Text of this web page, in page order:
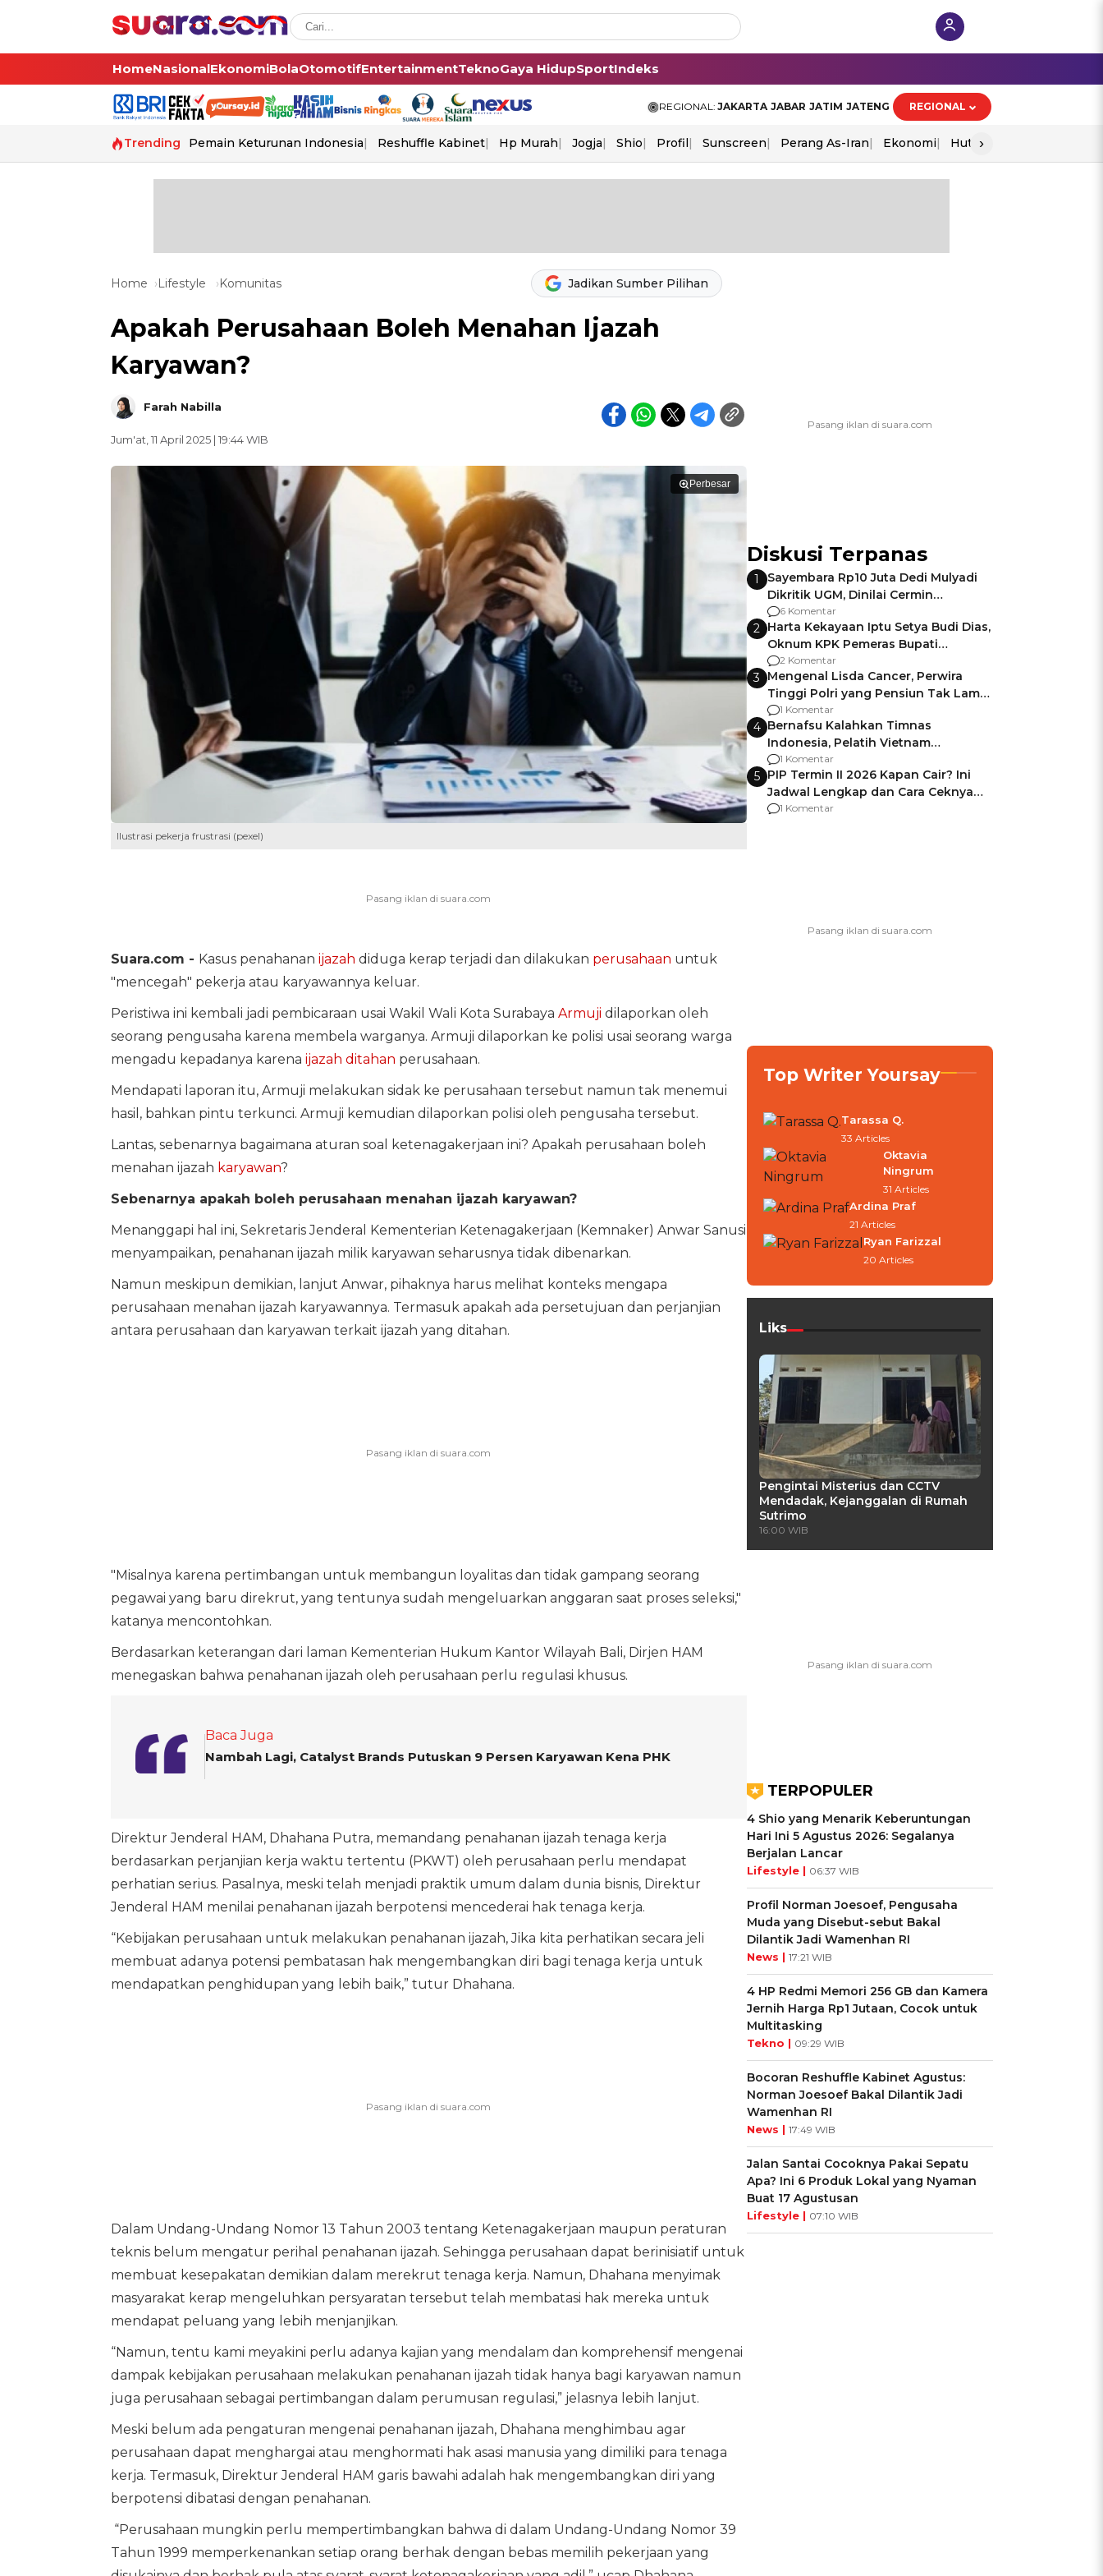
HomeNasionalEkonomiBolaOtomotifEntertainmentTeknoGaya HidupSportIndeks
REGIONAL: JAKARTA JABAR JATIM JATENG REGIONAL
Trending Pemain Keturunan Indonesia Reshuffle Kabinet Hp Murah Jogja Shio Profil Sunscreen Perang As-Iran Ekonomi Hut Ri
›
Home Lifestyle Komunitas Jadikan Sumber Pilihan
Apakah Perusahaan Boleh Menahan Ijazah
Karyawan?
Farah Nabilla
Jum'at, 11 April 2025 | 19:44 WIB
Perbesar
Ilustrasi pekerja frustrasi (pexel)
Suara.com - Kasus penahanan ijazah diduga kerap terjadi dan dilakukan perusahaan untuk
"mencegah" pekerja atau karyawannya keluar.
Peristiwa ini kembali jadi pembicaraan usai Wakil Wali Kota Surabaya Armuji dilaporkan oleh
seorang pengusaha karena membela warganya. Armuji dilaporkan ke polisi usai seorang warga
mengadu kepadanya karena ijazah ditahan perusahaan.
Mendapati laporan itu, Armuji melakukan sidak ke perusahaan tersebut namun tak menemui
hasil, bahkan pintu terkunci. Armuji kemudian dilaporkan polisi oleh pengusaha tersebut.
Lantas, sebenarnya bagaimana aturan soal ketenagakerjaan ini? Apakah perusahaan boleh
menahan ijazah karyawan?
Sebenarnya apakah boleh perusahaan menahan ijazah karyawan?
Menanggapi hal ini, Sekretaris Jenderal Kementerian Ketenagakerjaan (Kemnaker) Anwar Sanusi
menyampaikan, penahanan ijazah milik karyawan seharusnya tidak dibenarkan.
Namun meskipun demikian, lanjut Anwar, pihaknya harus melihat konteks mengapa
perusahaan menahan ijazah karyawannya. Termasuk apakah ada persetujuan dan perjanjian
antara perusahaan dan karyawan terkait ijazah yang ditahan.
"Misalnya karena pertimbangan untuk membangun loyalitas dan tidak gampang seorang
pegawai yang baru direkrut, yang tentunya sudah mengeluarkan anggaran saat proses seleksi,"
katanya mencontohkan.
Berdasarkan keterangan dari laman Kementerian Hukum Kantor Wilayah Bali, Dirjen HAM
menegaskan bahwa penahanan ijazah oleh perusahaan perlu regulasi khusus.
Baca Juga
Nambah Lagi, Catalyst Brands Putuskan 9 Persen Karyawan Kena PHK
Direktur Jenderal HAM, Dhahana Putra, memandang penahanan ijazah tenaga kerja
berdasarkan perjanjian kerja waktu tertentu (PKWT) oleh perusahaan perlu mendapat
perhatian serius. Pasalnya, meski telah menjadi praktik umum dalam dunia bisnis, Direktur
Jenderal HAM menilai penahanan ijazah berpotensi mencederai hak tenaga kerja.
“Kebijakan perusahaan untuk melakukan penahanan ijazah, Jika kita perhatikan secara jeli
membuat adanya potensi pembatasan hak mengembangkan diri bagi tenaga kerja untuk
mendapatkan penghidupan yang lebih baik,” tutur Dhahana.
Dalam Undang-Undang Nomor 13 Tahun 2003 tentang Ketenagakerjaan maupun peraturan
teknis belum mengatur perihal penahanan ijazah. Sehingga perusahaan dapat berinisiatif untuk
membuat kesepakatan demikian dalam merekrut tenaga kerja. Namun, Dhahana menyimak
masyarakat kerap mengeluhkan persyaratan tersebut telah membatasi hak mereka untuk
mendapat peluang yang lebih menjanjikan.
“Namun, tentu kami meyakini perlu adanya kajian yang mendalam dan komprehensif mengenai
dampak kebijakan perusahaan melakukan penahanan ijazah tidak hanya bagi karyawan namun
juga perusahaan sebagai pertimbangan dalam perumusan regulasi,” jelasnya lebih lanjut.
Meski belum ada pengaturan mengenai penahanan ijazah, Dhahana menghimbau agar
perusahaan dapat menghargai atau menghormati hak asasi manusia yang dimiliki para tenaga
kerja. Termasuk, Direktur Jenderal HAM garis bawahi adalah hak mengembangkan diri yang
berpotensi dibatasi dengan penahanan.
“Perusahaan mungkin perlu mempertimbangkan bahwa di dalam Undang-Undang Nomor 39
Tahun 1999 memperkenankan setiap orang berhak dengan bebas memilih pekerjaan yang
Diskusi Terpanas
1
Sayembara Rp10 Juta Dedi Mulyadi
Dikritik UGM, Dinilai Cermin
Gagalnya Negara Jamin Keamanan
6 Komentar
2 Harta Kekayaan Iptu Setya Budi Dias,
Oknum KPK Pemeras Bupati
Pemalang
2 Komentar
3 Mengenal Lisda Cancer, Perwira
Tinggi Polri yang Pensiun Tak Lama
Usai Jadi Brigjen
1 Komentar
4 Bernafsu Kalahkan Timnas
Indonesia, Pelatih Vietnam
Berencana Pakai Jimat di Pakansari
1 Komentar
5 PIP Termin II 2026 Kapan Cair? Ini
Jadwal Lengkap dan Cara Ceknya
agar Dana Tidak Hangus!
1 Komentar
Top Writer Yoursay
Tarassa Q.
33 Articles
Oktavia
Ningrum
31 Articles
Ardina Praf
21 Articles
Ryan Farizzal
20 Articles
Liks
Pengintai Misterius dan CCTV
Mendadak, Kejanggalan di Rumah
Sutrimo
16:00 WIB
TERPOPULER
4 Shio yang Menarik Keberuntungan
Hari Ini 5 Agustus 2026: Segalanya
Berjalan Lancar
Lifestyle | 06:37 WIB
Profil Norman Joesoef, Pengusaha
Muda yang Disebut-sebut Bakal
Dilantik Jadi Wamenhan RI
News | 17:21 WIB
4 HP Redmi Memori 256 GB dan Kamera
Jernih Harga Rp1 Jutaan, Cocok untuk
Multitasking
Tekno | 09:29 WIB
Bocoran Reshuffle Kabinet Agustus:
Norman Joesoef Bakal Dilantik Jadi
Wamenhan RI
News | 17:49 WIB
Jalan Santai Cocoknya Pakai Sepatu
Apa? Ini 6 Produk Lokal yang Nyaman
Buat 17 Agustusan
Lifestyle | 07:10 WIB